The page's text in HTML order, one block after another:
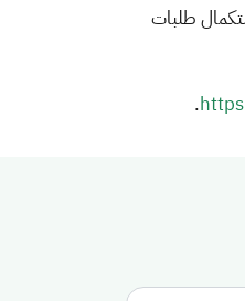
طلبات
.